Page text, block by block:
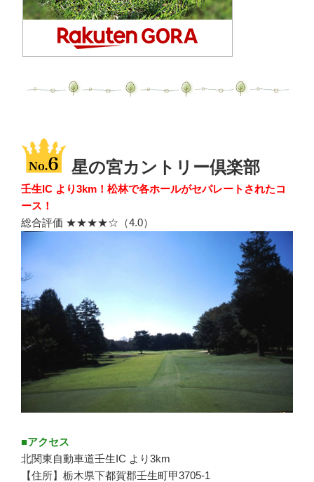
星の宮カントリー倶楽部
壬生IC より3km！松林で各ホールがセパレートされたコ
ース！
総合評価 ★★★★☆（4.0）
■アクセス
北関東自動車道壬生IC より3km
【住所】栃木県下都賀郡壬生町甲3705-1